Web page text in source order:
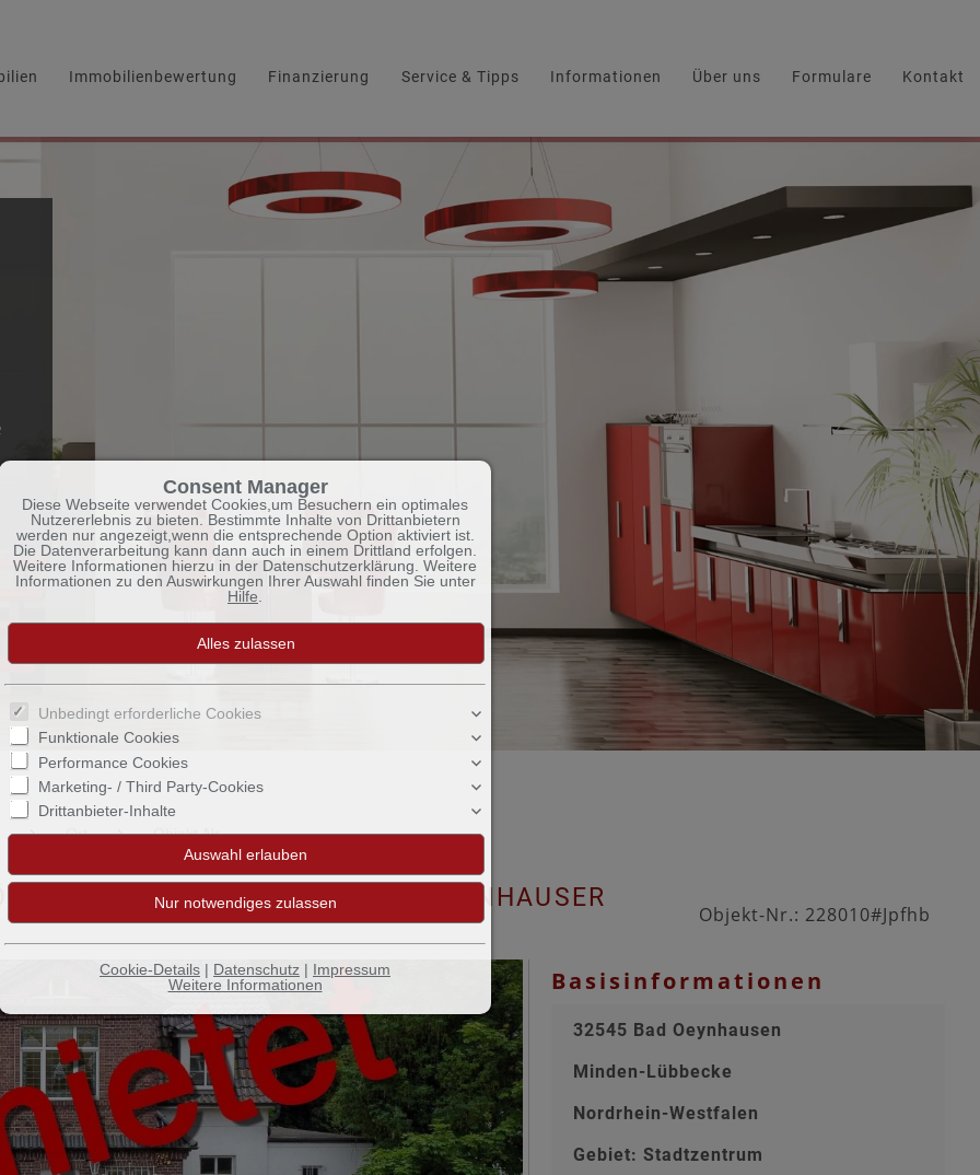
Immobilienbewertung Finanzierung Service & Tipps Informationen Über uns Formulare Kontakt
Ort Objekt-Nr.
JUGENDSTILVILLA AN DER OEYNHAUSER
Objekt-Nr.: 228010#Jpfhb
Basisinformationen
32545 Bad Oeynhausen
Minden-Lübbecke
Nordrhein-Westfalen
Gebiet: Stadtzentrum
Consent Manager
Diese Webseite verwendet Cookies,um Besuchern ein optimales
Nutzererlebnis zu bieten. Bestimmte Inhalte von Drittanbietern
werden nur angezeigt,wenn die entsprechende Option aktiviert ist.
Die Datenverarbeitung kann dann auch in einem Drittland erfolgen.
Weitere Informationen hierzu in der Datenschutzerklärung. Weitere
Informationen zu den Auswirkungen Ihrer Auswahl finden Sie unter
Hilfe
Unbedingt erforderliche Cookies
Funktionale Cookies
Performance Cookies
Marketing- / Third Party-Cookies
Drittanbieter-Inhalte
Cookie-Details | Datenschutz | Impressum
Weitere Informationen
Consent Manager
HILFE
Um fortfahren zu können,müssen Sie eine Cookie-Auswahl
Nachfolgend erhalten Sie eine Erläuterung der
Optionen und ihrer Bedeutung.
Alles zulassen:
Jedes Cookie wie z.B. Tracking- und Analytische-Cookies
Drittanbieter-Inhalte.
Auswahl erlauben:
Es werden nur Drittanbieter-Inhalte oder die Cookie-
zugelassen die Sie in den Checkboxen angehakt
Nur notwendiges zulassen: